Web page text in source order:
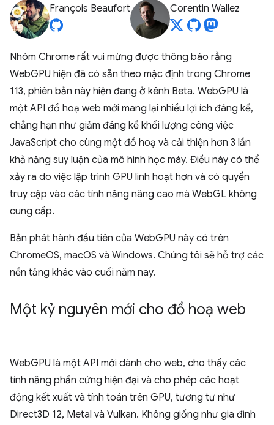
François Beaufort Corentin Wallez
Nhóm Chrome rất vui mừng được thông báo rằng
WebGPU hiện đã có sẵn theo mặc định trong Chrome
113, phiên bản này hiện đang ở kênh Beta. WebGPU là
một API đồ hoạ web mới mang lại nhiều lợi ích đáng kể,
chẳng hạn như giảm đáng kể khối lượng công việc
JavaScript cho cùng một đồ hoạ và cải thiện hơn 3 lần
khả năng suy luận của mô hình học máy. Điều này có thể
xảy ra do việc lập trình GPU linh hoạt hơn và có quyền
truy cập vào các tính năng nâng cao mà WebGL không
cung cấp.
Bản phát hành đầu tiên của WebGPU này có trên
ChromeOS, macOS và Windows. Chúng tôi sẽ hỗ trợ các
nền tảng khác vào cuối năm nay.
Một kỷ nguyên mới cho đồ hoạ web
WebGPU là một API mới dành cho web, cho thấy các
tính năng phần cứng hiện đại và cho phép các hoạt
động kết xuất và tính toán trên GPU, tương tự như
Direct3D 12, Metal và Vulkan. Không giống như gia đình